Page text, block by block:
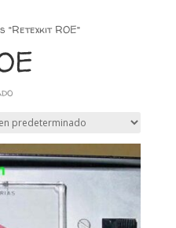
ROE”